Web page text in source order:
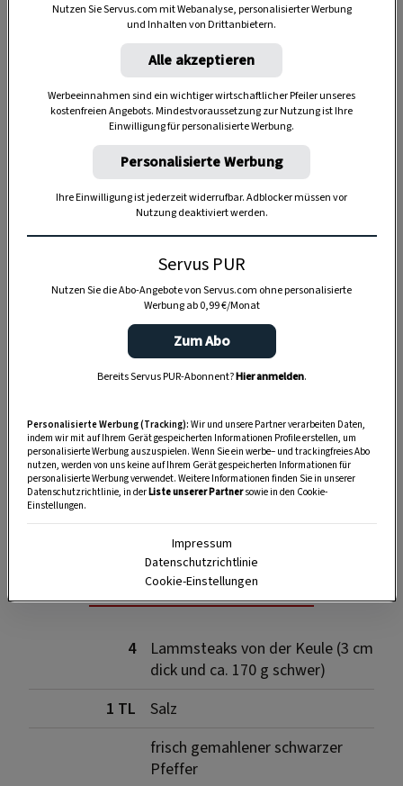
Anzeige
SPEICHERN DRUCKEN
Zutaten
4
Lammsteaks von der Keule (3 cm
dick und ca. 170 g schwer)
1 TL
Salz
frisch gemahlener schwarzer
Pfeffer
Nutzen Sie Servus.com mit Webanalyse, personalisierter Werbung
und Inhalten von Drittanbietern.
Alle akzeptieren
Werbeeinnahmen sind ein wichtiger wirtschaftlicher Pfeiler unseres
kostenfreien Angebots. Mindestvoraussetzung zur Nutzung ist Ihre
Einwilligung für personalisierte Werbung.
Personalisierte Werbung
Ihre Einwilligung ist jederzeit widerrufbar. Adblocker müssen vor
Nutzung deaktiviert werden.
Servus PUR
Nutzen Sie die Abo-Angebote von Servus.com ohne personalisierte
Werbung ab 0,99 €/Monat
Zum Abo
Bereits Servus PUR-Abonnent?Hier anmelden.
Personalisierte Werbung (Tracking): Wir und unsere Partner verarbeiten Daten,
indem wir mit auf Ihrem Gerät gespeicherten Informationen Profile erstellen, um
personalisierte Werbung auszuspielen. Wenn Sie ein werbe– und trackingfreies Abo
nutzen, werden von uns keine auf Ihrem Gerät gespeicherten Informationen für
personalisierte Werbung verwendet. Weitere Informationen finden Sie in unserer
Datenschutzrichtlinie, in derListe unserer Partnersowie in den Cookie-
Einstellungen.
Impressum
Datenschutzrichtlinie
Cookie-Einstellungen